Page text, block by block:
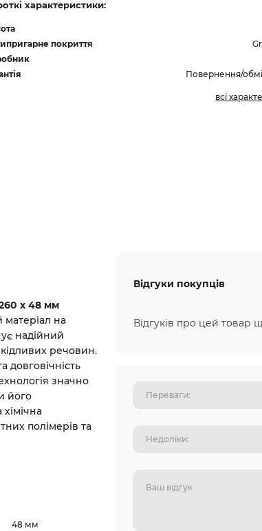
характеристики:
покриття
Повернення/
всі
260 x 48 мм
матеріал на
надійний
речовин.
довговічність
значно
його
полімерів та
48 мм
Відгуки покупців
Відгуків про цей товар